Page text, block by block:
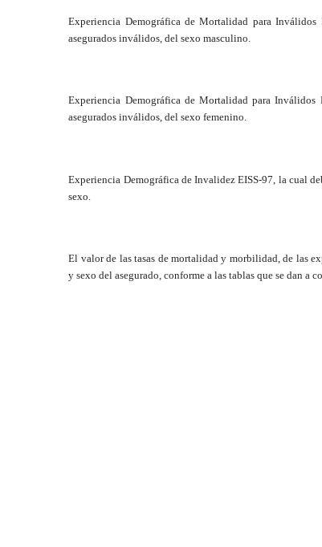
Experiencia Demográfica de Mortalidad para
asegurados inválidos, del sexo masculino.
Experiencia Demográfica de Mortalidad para
asegurados inválidos, del sexo femenino.
Experiencia Demográfica de Invalidez EISS-97, la cual
sexo.
El valor de las tasas de mortalidad y morbilidad, de las
y sexo del asegurado, conforme a las tablas que se dan a